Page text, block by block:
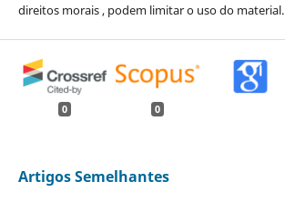
direitos morais , podem limitar o uso do material.
0 0
Artigos Semelhantes